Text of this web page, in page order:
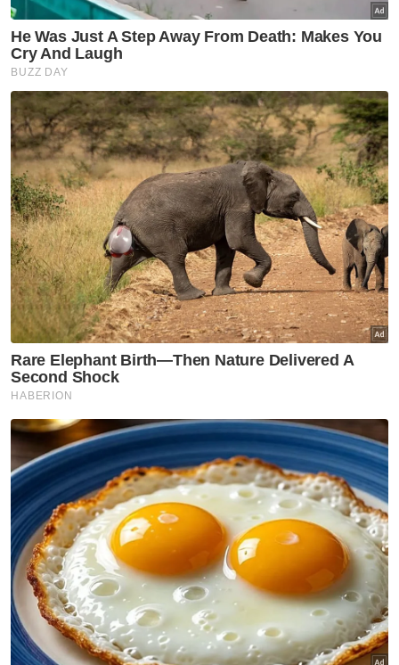
ditandatangani pada 2007 namun
memandang sudah lama, ia perlu disemak
semula.
"Jadi kami sudah mengadakan rundingan
antara MITI (Kementerian Pelaburan,
Perdagangan dan Industri) dengan
Kementerian Perdagangan Pakistan untuk
menyemak semula perjanjian itu dan
mengemas kini senarai.
Artikel Berkaitan:
6 lokasi bahaya lubang benam di Kuala Lumpur
'Muhyiddin masih bermimpi mahu jadi Perdana
Menteri'
Anwar tiba di Jepun untuk lawatan kerja tiga hari
"Mereka mempunyai Jawatankuasa
Semakan bersama yang juga akan
bermesyuarat tidak lama lagi dan insya-Allah,
perjanjian itu akan disemak semula tidak lama
lagi dan akan dibincang semasa lawatan
Perdana Menteri ke Pakistan,” katanya.